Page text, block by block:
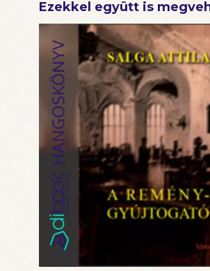
Ezekkel együtt is